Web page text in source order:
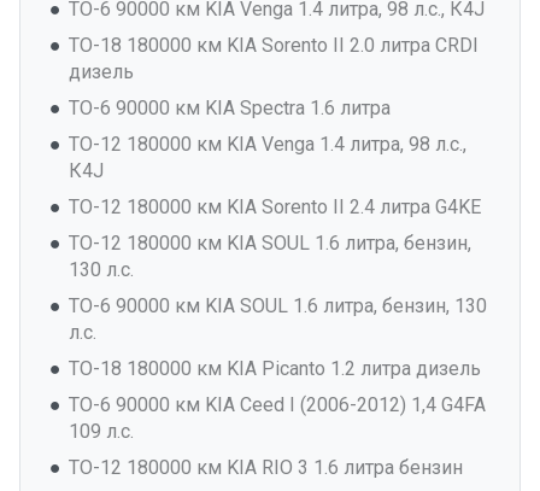
ТО-6 90000 км KIA Venga 1.4 литра, 98 л.с., К4J
ТО-18 180000 км KIA Sorento II 2.0 литра CRDI
дизель
ТО-6 90000 км KIA Spectra 1.6 литра
ТО-12 180000 км KIA Venga 1.4 литра, 98 л.с.,
К4J
ТО-12 180000 км KIA Sorento II 2.4 литра G4KE
ТО-12 180000 км KIA SOUL 1.6 литра, бензин,
130 л.с.
ТО-6 90000 км KIA SOUL 1.6 литра, бензин, 130
л.с.
ТО-18 180000 км KIA Picanto 1.2 литра дизель
ТО-6 90000 км KIA Ceed I (2006-2012) 1,4 G4FA
109 л.с.
ТО-12 180000 км KIA RIO 3 1.6 литра бензин